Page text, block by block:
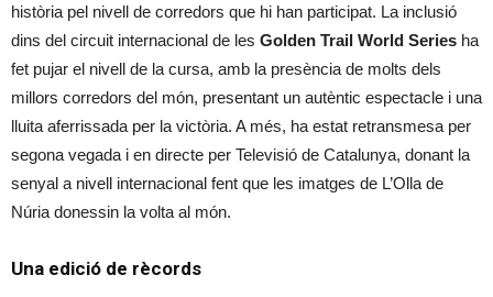
història pel nivell de corredors que hi han participat. La inclusió
dins del circuit internacional de les Golden Trail World Series ha
fet pujar el nivell de la cursa, amb la presència de molts dels
millors corredors del món, presentant un autèntic espectacle i una
lluita aferrissada per la victòria. A més, ha estat retransmesa per
segona vegada i en directe per Televisió de Catalunya, donant la
senyal a nivell internacional fent que les imatges de L’Olla de
Núria donessin la volta al món.
Una edició de rècords